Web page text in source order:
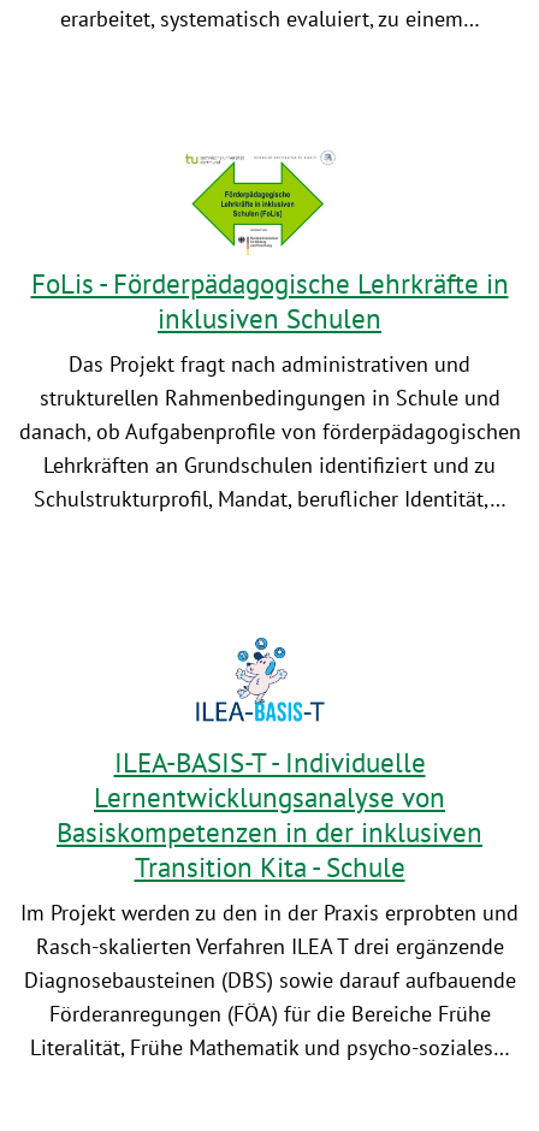
erarbeitet, systematisch evaluiert, zu einem…
FoLis - Förderpädagogische Lehrkräfte in
inklusiven Schulen
Das Projekt fragt nach administrativen und
strukturellen Rahmenbedingungen in Schule und
danach, ob Aufgabenprofile von förderpädagogischen
Lehrkräften an Grundschulen identifiziert und zu
Schulstrukturprofil, Mandat, beruflicher Identität,…
ILEA-BASIS-T - Individuelle
Lernentwicklungsanalyse von
Basiskompetenzen in der inklusiven
Transition Kita - Schule
Im Projekt werden zu den in der Praxis erprobten und
Rasch-skalierten Verfahren ILEA T drei ergänzende
Diagnosebausteinen (DBS) sowie darauf aufbauende
Förderanregungen (FÖA) für die Bereiche Frühe
Literalität, Frühe Mathematik und psycho-soziales…